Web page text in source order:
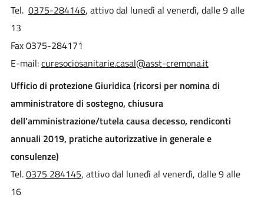
Tel. 0375-284146, attivo dal lunedì al venerdì, dalle 9 alle
13
Fax 0375-284171
E-mail:curesociosanitarie.casal@asst-cremona.it
Ufficio di protezione Giuridica (ricorsi per nomina di
amministratore di sostegno, chiusura
dell’amministrazione/tutela causa decesso, rendiconti
annuali 2019, pratiche autorizzative in generale e
consulenze)
Tel.0375 284145, attivo dal lunedì al venerdì, dalle 9 alle
16